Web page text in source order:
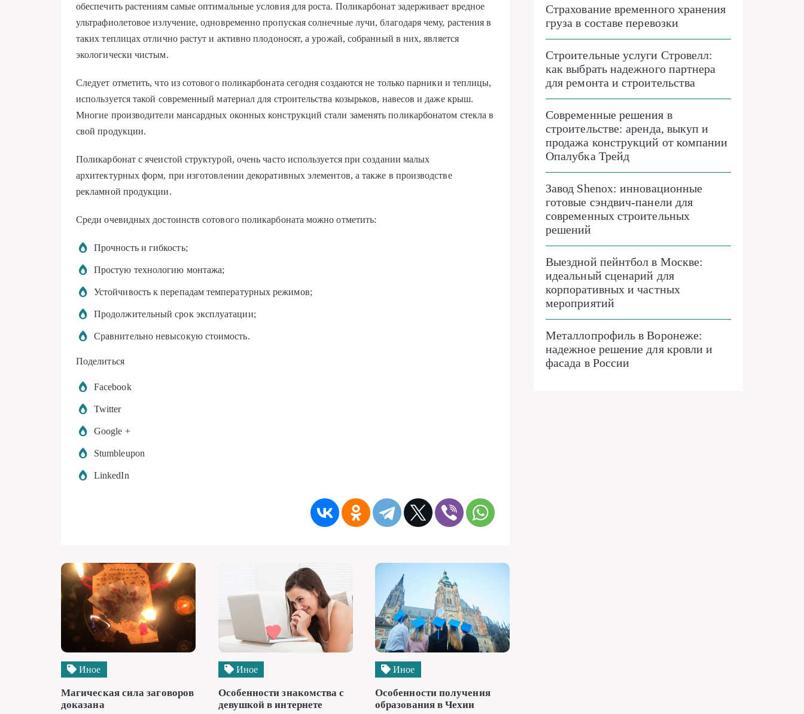
обеспечить растениям самые оптимальные условия для роста. Поликарбонат задерживает вредное
ультрафиолетовое излучение, одновременно пропуская солнечные лучи, благодаря чему, растения в
таких теплицах отлично растут и активно плодоносят, а урожай, собранный в них, является
экологически чистым.
Следует отметить, что из сотового поликарбоната сегодня создаются не только парники и теплицы,
используется такой современный материал для строительства козырьков, навесов и даже крыш.
Многие производители мансардных оконных конструкций стали заменять поликарбонатом стекла в
свой продукции.
Поликарбонат с ячеистой структурой, очень часто используется при создании малых
архитектурных форм, при изготовлении декоративных элементов, а также в производстве
рекламной продукции.
Среди очевидных достоинств сотового поликарбоната можно отметить:
Прочность и гибкость;
Простую технологию монтажа;
Устойчивость к перепадам температурных режимов;
Продолжительный срок эксплуатации;
Сравнительно невысокую стоимость.
Поделиться
Facebook
Twitter
Google +
Stumbleupon
LinkedIn
Иное
Магическая сила заговоров
доказана
Иное
Особенности знакомства с
девушкой в интернете
Иное
Особенности получения
образования в Чехии
Страхование временного хранения
груза в составе перевозки
Строительные услуги Стровелл:
как выбрать надежного партнера
для ремонта и строительства
Современные решения в
строительстве: аренда, выкуп и
продажа конструкций от компании
Опалубка Трейд
Завод Shenox: инновационные
готовые сэндвич-панели для
современных строительных
решений
Выездной пейнтбол в Москве:
идеальный сценарий для
корпоративных и частных
мероприятий
Металлопрофиль в Воронеже:
надежное решение для кровли и
фасада в России